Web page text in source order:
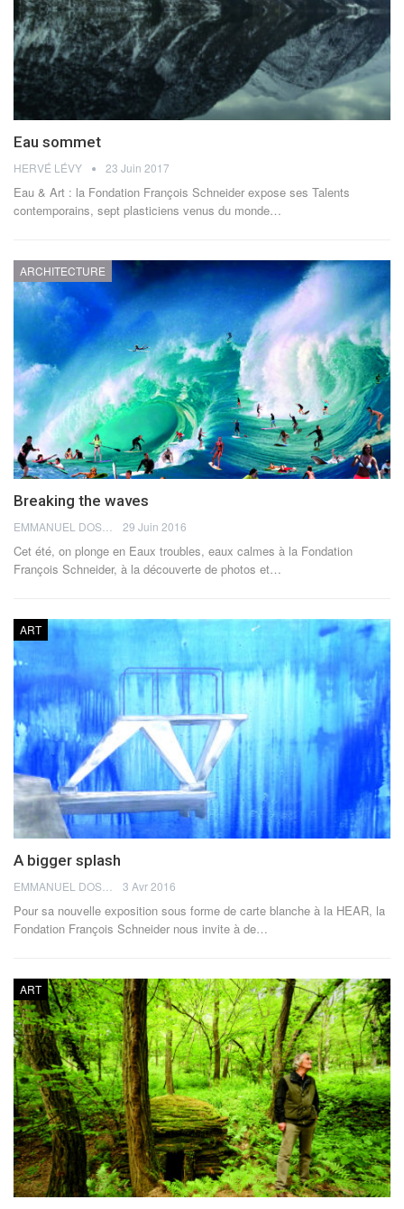
Eau sommet
HERVÉ LÉVY 23 Juin 2017
Eau & Art : la Fondation François Schneider expose ses Talents
contemporains, sept plasticiens venus du monde…
ARCHITECTURE
Breaking the waves
29 Juin 2016
Cet été, on plonge en Eaux troubles, eaux calmes à la Fondation
François Schneider, à la découverte de photos et…
ART
A bigger splash
3 Avr 2016
Pour sa nouvelle exposition sous forme de carte blanche à la HEAR, la
Fondation François Schneider nous invite à de…
ART